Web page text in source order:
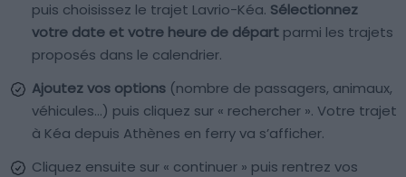
puis choisissez le trajet Lavrio-Kéa. Sélectionnez
votre date et votre heure de départ parmi les trajets
proposés dans le calendrier.
Ajoutez vos options (nombre de passagers, animaux,
véhicules…) puis cliquez sur « rechercher ». Votre trajet
à Kéa depuis Athènes en ferry va s’afficher.
Cliquez ensuite sur « continuer » puis rentrez vos